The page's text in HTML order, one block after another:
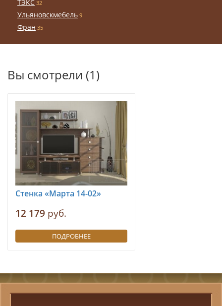
ТЭКС 32
Ульяновскмебель 9
Фран 35
Вы смотрели (1)
Стенка «Марта 14-02»
12 179 руб.
ПОДРОБНЕЕ